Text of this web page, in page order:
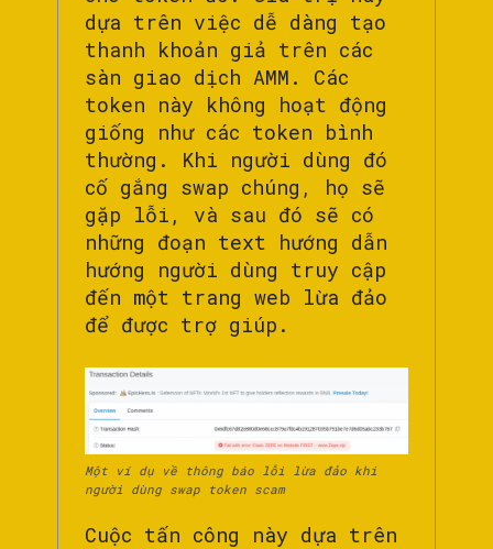
dựa trên việc dễ dàng tạo
thanh khoản giả trên các
sàn giao dịch AMM. Các
token này không hoạt động
giống như các token bình
thường. Khi người dùng đó
cố gắng swap chúng, họ sẽ
gặp lỗi, và sau đó sẽ có
những đoạn text hướng dẫn
hướng người dùng truy cập
đến một trang web lừa đảo
để được trợ giúp.
Một ví dụ về thông báo lỗi lừa đảo khi
người dùng swap token scam
Cuộc tấn công này dựa trên